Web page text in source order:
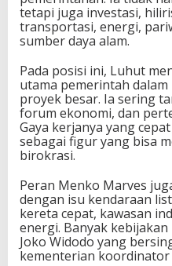
tetapi juga investasi,
transportasi, energi,
sumber daya alam.
Pada posisi ini, Luhut
utama pemerintah
proyek besar. Ia sering
forum ekonomi, dan
Gaya kerjanya yang
sebagai figur yang bisa
birokrasi.
Peran Menko Marves
dengan isu kendaraan
kereta cepat, kawasan
energi. Banyak
Joko Widodo yang
kementerian koordinator